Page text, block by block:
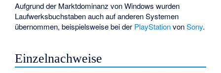
Aufgrund der Marktdominanz von Windows wurden
Laufwerksbuchstaben auch auf anderen Systemen
übernommen, beispielsweise bei der PlayStationvonSony.
Einzelnachweise